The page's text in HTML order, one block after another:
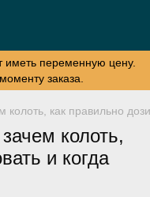
иметь переменную цену.
заказа.
колоть, как правильно
колоть,
и когда